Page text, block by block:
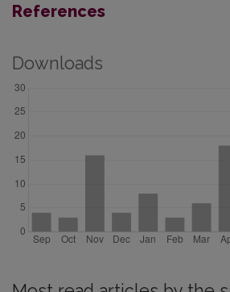
References
Downloads